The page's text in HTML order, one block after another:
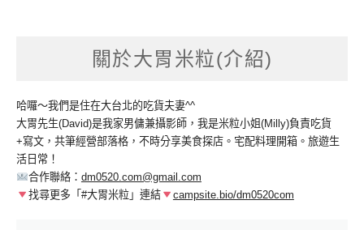
關於大胃米粒(介紹)
哈囉～我們是住在大台北的吃貨夫妻^^
大胃先生(David)是我家男傭兼攝影師，我是米粒小姐(Milly)負責吃貨
+寫文，共筆經營部落格，不時分享美食探店。宅配料理開箱。旅遊生
活日常！
合作聯絡： dm0520.com@gmail.com
找尋更多「#大胃米粒」連結
campsite.bio/dm0520com